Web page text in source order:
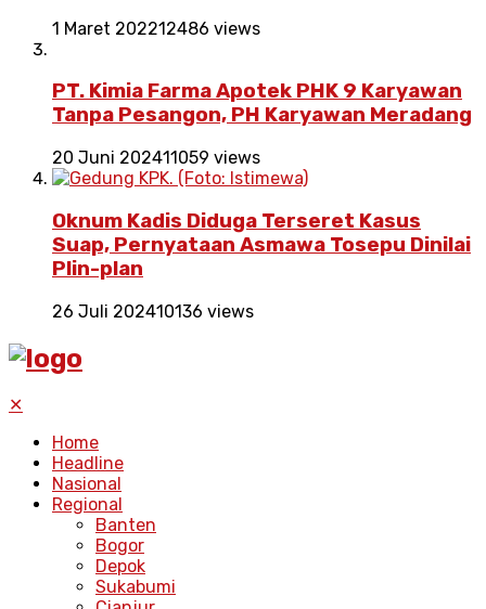
1 Maret 202212486 views
PT. Kimia Farma Apotek PHK 9 Karyawan
Tanpa Pesangon, PH Karyawan Meradang
20 Juni 202411059 views
Oknum Kadis Diduga Terseret Kasus
Suap, Pernyataan Asmawa Tosepu Dinilai
Plin-plan
26 Juli 202410136 views
✕
Home
Headline
Nasional
Regional
Banten
Bogor
Depok
Sukabumi